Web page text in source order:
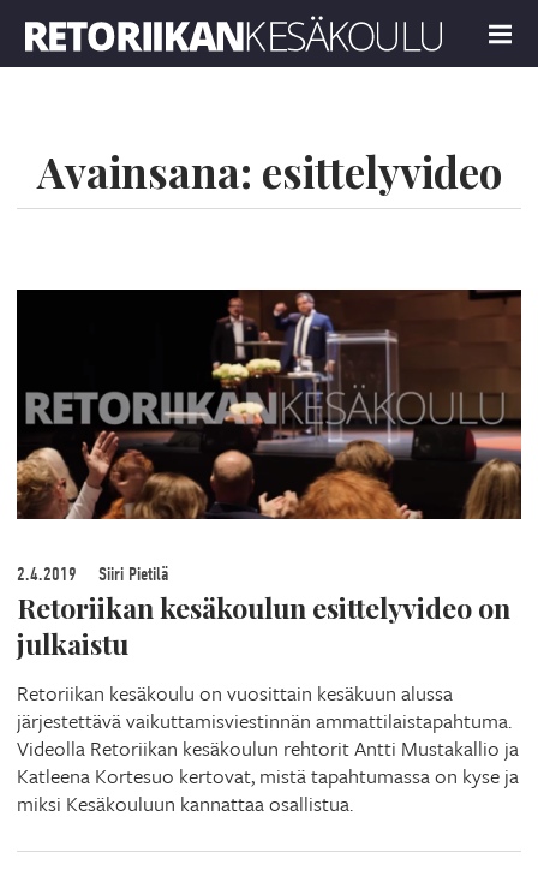
MENU
Avainsana: esittelyvideo
2.4.2019 Siiri Pietilä
Retoriikan kesäkoulun esittelyvideo on
julkaistu
Retoriikan kesäkoulu on vuosittain kesäkuun alussa
järjestettävä vaikuttamisviestinnän ammattilaistapahtuma.
Videolla Retoriikan kesäkoulun rehtorit Antti Mustakallio ja
Katleena Kortesuo kertovat, mistä tapahtumassa on kyse ja
miksi Kesäkouluun kannattaa osallistua.